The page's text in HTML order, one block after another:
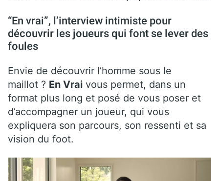
“En vrai”, l’interview intimiste pour
découvrir les joueurs qui font se lever des
foules
Envie de découvrir l’homme sous le
maillot ? En Vrai vous permet, dans un
format plus long et posé de vous poser et
d’accompagner un joueur, qui vous
expliquera son parcours, son ressenti et sa
vision du foot.